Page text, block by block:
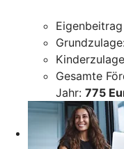
Gesamte
Jahr: 775